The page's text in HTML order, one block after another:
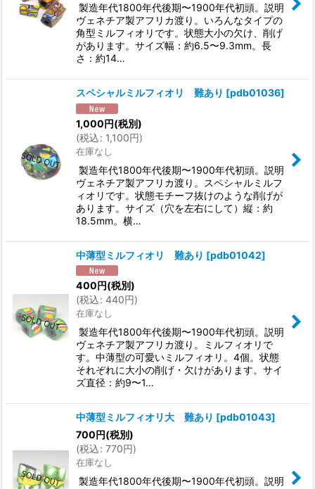
製造年代1800年代後期〜1900年代初頭。説明
ヴェネチア製アフリカ渡り。いろんなタイプの
角型ミルフィオリです。状態大小の欠け、削げ
があります。サイズ幅：約6.5〜9.3mm。長
さ：約14…
スペシャルミルフィオリ 難あり [pdb01036]
1,000円(税別)
(税込: 1,100円)
在庫なし
製造年代1800年代後期〜1900年代初頭。説明
ヴェネチア製アフリカ渡り。スペシャルミルフ
ィオリです。状態モチーフ抜けのような削げが
あります。サイズ（穴を左右にして）縦：約
18.5mm。横…
中薄型ミルフィオリ 難あり [pdb01042]
400円(税別)
(税込: 440円)
在庫なし
製造年代1800年代後期〜1900年代初頭。説明
ヴェネチア製アフリカ渡り。ミルフィオリで
す。中薄型の可愛いミルフィオリ。4個。状態
それぞれに大小の削げ・欠けがあります。サイ
ズ直径：約9〜1…
中薄型ミルフィオリ大 難あり [pdb01043]
700円(税別)
(税込: 770円)
在庫なし
製造年代1800年代後期〜1900年代初頭。説明